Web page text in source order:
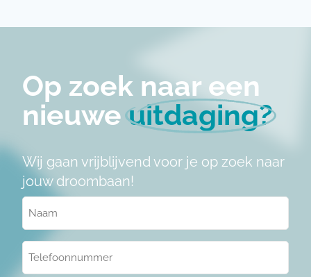
Op zoek naar een
nieuweuitdaging?
Wij gaan vrijblijvend voor je op zoek naar
jouw droombaan!